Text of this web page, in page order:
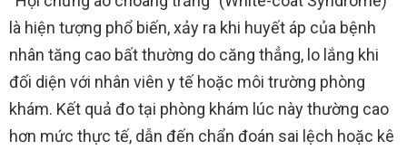
là hiện tượng phổ biến, xảy ra khi huyết áp của bệnh
nhân tăng cao bất thường do căng thẳng, lo lắng khi
đối diện với nhân viên y tế hoặc môi trường phòng
khám. Kết quả đo tại phòng khám lúc này thường cao
hơn mức thực tế, dẫn đến chẩn đoán sai lệch hoặc kê